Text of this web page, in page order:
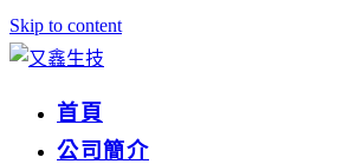
Skip to content
首頁
公司簡介